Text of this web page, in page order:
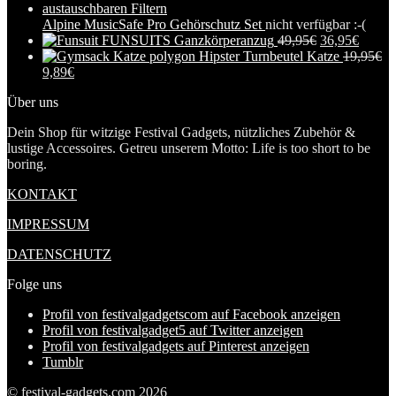
Alpine MusicSafe Pro Gehörschutz Set nicht verfügbar :-(
FUNSUITS Ganzkörperanzug 49,95€ 36,95€
Hipster Turnbeutel Katze 19,95€
9,89€
Über uns
Dein Shop für witzige Festival Gadgets, nützliches Zubehör &
lustige Accessoires. Getreu unserem Motto: Life is too short to be
boring.
KONTAKT
IMPRESSUM
DATENSCHUTZ
Folge uns
Profil von festivalgadgetscom auf Facebook anzeigen
Profil von festivalgadget5 auf Twitter anzeigen
Profil von festivalgadgets auf Pinterest anzeigen
Tumblr
© festival-gadgets.com 2026